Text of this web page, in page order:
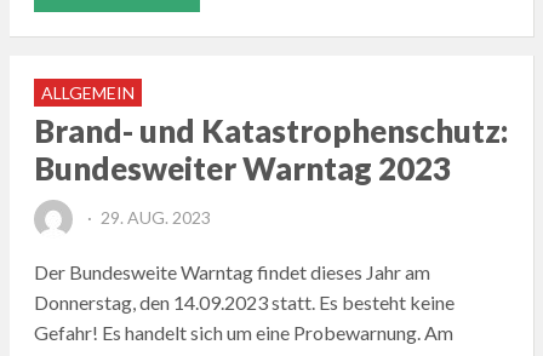
ALLGEMEIN
Brand- und Katastrophenschutz:
Bundesweiter Warntag 2023
POSTED
29. AUG. 2023
Der Bundesweite Warntag findet dieses Jahr am
Donnerstag, den 14.09.2023 statt. Es besteht keine
Gefahr! Es handelt sich um eine Probewarnung. Am